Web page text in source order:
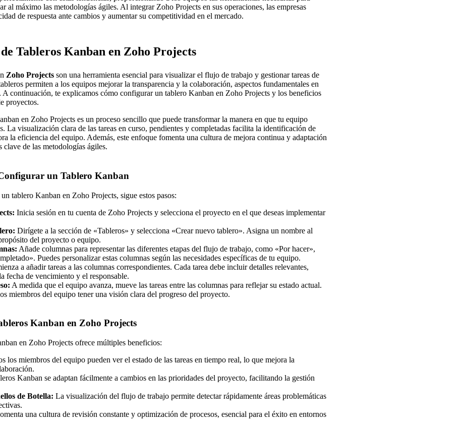
al máximo las metodologías ágiles. Al integrar Zoho Projects en sus operaciones, las empresas
de respuesta ante cambios y aumentar su competitividad en el mercado.
Tableros Kanban en Zoho Projects
Zoho Projects son una herramienta esencial para visualizar el flujo de trabajo y gestionar tareas de
permiten a los equipos mejorar la transparencia y la colaboración, aspectos fundamentales en
. A continuación, te explicamos cómo configurar un tablero Kanban en Zoho Projects y los beneficios
proyectos.
en Zoho Projects es un proceso sencillo que puede transformar la manera en que tu equipo
La visualización clara de las tareas en curso, pendientes y completadas facilita la identificación de
la eficiencia del equipo. Además, este enfoque fomenta una cultura de mejora continua y adaptación
clave de las metodologías ágiles.
un Tablero Kanban
tablero Kanban en Zoho Projects, sigue estos pasos:
Inicia sesión en tu cuenta de Zoho Projects y selecciona el proyecto en el que deseas implementar
Dirígete a la sección de «Tableros» y selecciona «Crear nuevo tablero». Asigna un nombre al
del proyecto o equipo.
Añade columnas para representar las diferentes etapas del flujo de trabajo, como «Por hacer»,
Puedes personalizar estas columnas según las necesidades específicas de tu equipo.
a añadir tareas a las columnas correspondientes. Cada tarea debe incluir detalles relevantes,
fecha de vencimiento y el responsable.
A medida que el equipo avanza, mueve las tareas entre las columnas para reflejar su estado actual.
miembros del equipo tener una visión clara del progreso del proyecto.
Kanban en Zoho Projects
en Zoho Projects ofrece múltiples beneficios:
los miembros del equipo pueden ver el estado de las tareas en tiempo real, lo que mejora la
Kanban se adaptan fácilmente a cambios en las prioridades del proyecto, facilitando la gestión
de Botella: La visualización del flujo de trabajo permite detectar rápidamente áreas problemáticas
una cultura de revisión constante y optimización de procesos, esencial para el éxito en entornos